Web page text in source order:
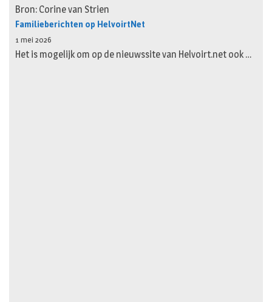
Bron: Corine van Strien
Familieberichten op HelvoirtNet
1 mei 2026
Het is mogelijk om op de nieuwssite van Helvoirt.net ook …